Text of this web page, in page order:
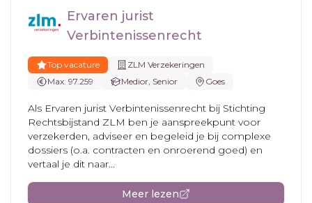
Ervaren jurist
Verbintenissenrecht
Top vacature
ZLM Verzekeringen
Max. 97.259
Medior, Senior Goes
Als Ervaren jurist Verbintenissenrecht bij Stichting
Rechtsbijstand ZLM ben je aanspreekpunt voor
verzekerden, adviseer en begeleid je bij complexe
dossiers (o.a. contracten en onroerend goed) en
vertaal je dit naar...
Meer lezen